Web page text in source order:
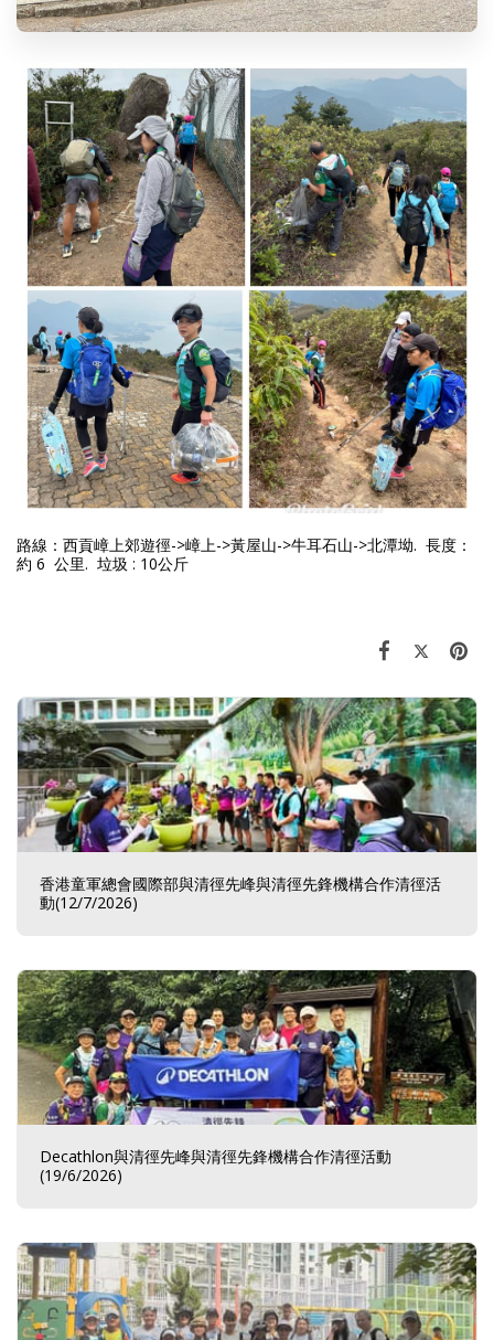
路線：西貢嶂上郊遊徑->嶂上->黃屋山->牛耳石山->北潭坳. 長度 ：
約 6 公里. 垃圾 : 10公斤
香港童軍總會國際部與清徑先峰與清徑先鋒機構合作清徑活
動(12/7/2026)
Decathlon與清徑先峰與清徑先鋒機構合作清徑活動
(19/6/2026)